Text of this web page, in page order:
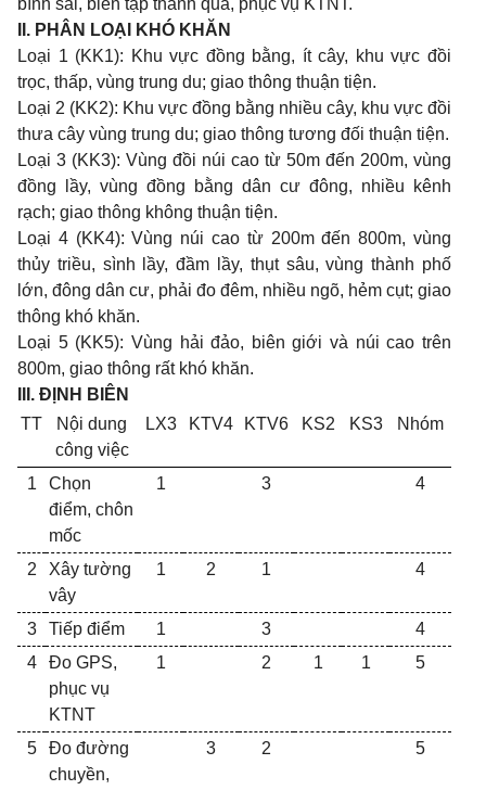
bình sai, biên tập thành quả, phục vụ KTNT.
II. PHÂN LOẠI KHÓ KHĂN
Loại 1 (KK1): Khu vực đồng bằng, ít cây, khu vực đồi
trọc, thấp, vùng trung du; giao thông thuận tiện.
Loại 2 (KK2): Khu vực đồng bằng nhiều cây, khu vực đồi
thưa cây vùng trung du; giao thông tương đối thuận tiện.
Loại 3 (KK3): Vùng đồi núi cao từ 50m đến 200m, vùng
đồng lầy, vùng đồng bằng dân cư đông, nhiều kênh
rạch; giao thông không thuận tiện.
Loại 4 (KK4): Vùng núi cao từ 200m đến 800m, vùng
thủy triều, sình lầy, đầm lầy, thụt sâu, vùng thành phố
lớn, đông dân cư, phải đo đêm, nhiều ngõ, hẻm cụt; giao
thông khó khăn.
Loại 5 (KK5): Vùng hải đảo, biên giới và núi cao trên
800m, giao thông rất khó khăn.
III. ĐỊNH BIÊN
TT
Nội dung
công việc
LX3 KTV4 KTV6 KS2 KS3 Nhóm
1
Chọn
điểm, chôn
mốc
1 3 4
2
Xây tường
vây
1 2 1 4
3 Tiếp điểm 1 3
4
4
Đo GPS,
phục vụ
KTNT
1 2 1 1 5
5
Đo đường
chuyền,
3 2 5